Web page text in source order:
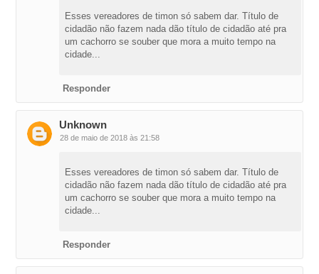
Esses vereadores de timon só sabem dar. Título de
cidadão não fazem nada dão título de cidadão até pra
um cachorro se souber que mora a muito tempo na
cidade...
Responder
Unknown
28 de maio de 2018 às 21:58
Esses vereadores de timon só sabem dar. Título de
cidadão não fazem nada dão título de cidadão até pra
um cachorro se souber que mora a muito tempo na
cidade...
Responder